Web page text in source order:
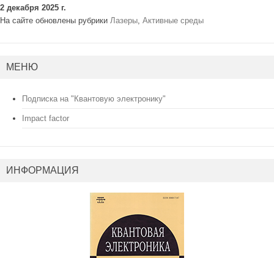
2 декабря 2025 г.
На сайте обновлены рубрики Лазеры, Активные среды
МЕНЮ
Подписка на "Квантовую электронику"
Impact factor
ИНФОРМАЦИЯ